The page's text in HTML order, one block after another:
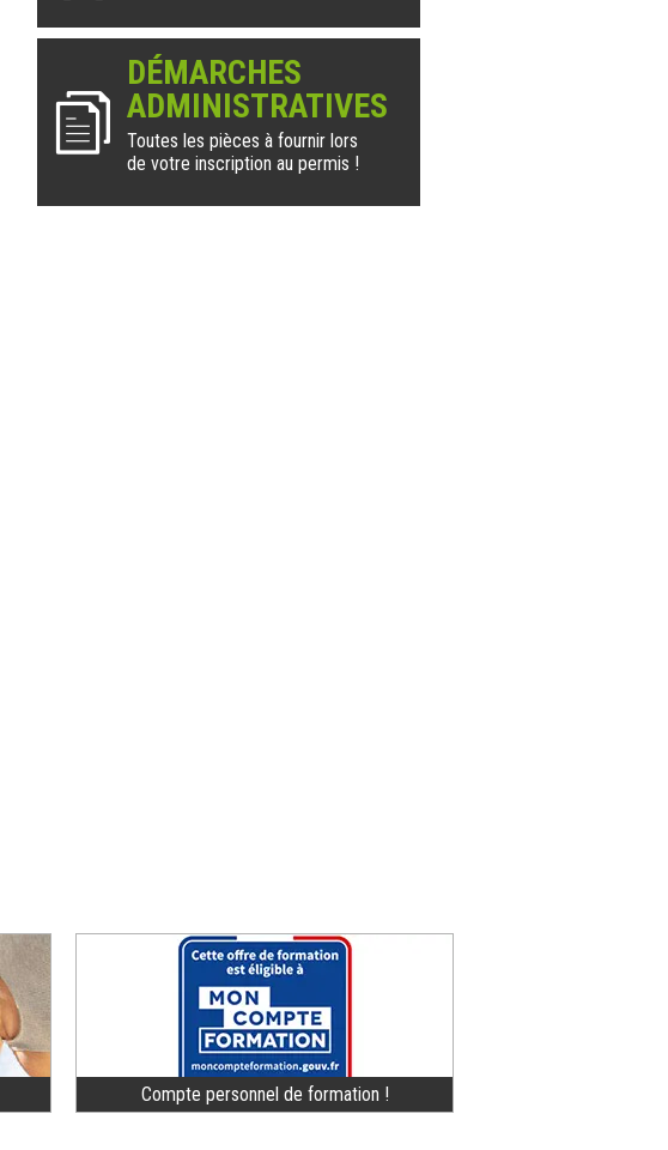
DÉMARCHES
ADMINISTRATIVES
Toutes les pièces à fournir lors
de votre inscription au permis !
Compte personnel de formation !